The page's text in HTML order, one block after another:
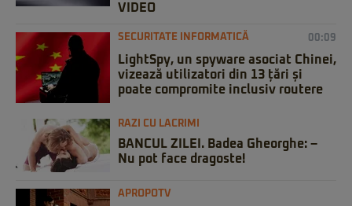
VIDEO
SECURITATE INFORMATICĂ 00:09
LightSpy, un spyware asociat Chinei,
vizează utilizatori din 13 țări și
poate compromite inclusiv routere
RAZI CU LACRIMI
BANCUL ZILEI. Badea Gheorghe: –
Nu pot face dragoste!
APROPOTV